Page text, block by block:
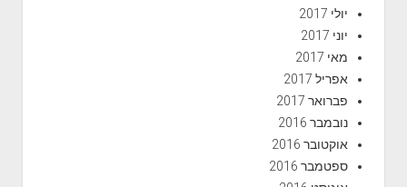
יולי 2017
יוני 2017
מאי 2017
אפריל 2017
פברואר 2017
נובמבר 2016
אוקטובר 2016
ספטמבר 2016